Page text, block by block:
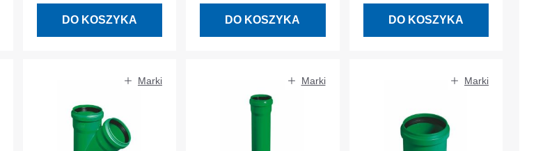
DO KOSZYKA DO KOSZYKA DO KOSZYKA
Marki Marki Marki